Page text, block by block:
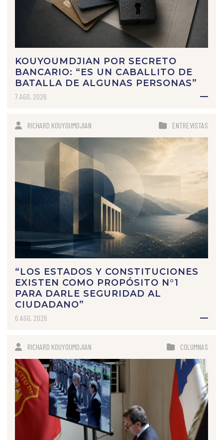
KOUYOUMDJIAN POR SECRETO
BANCARIO: “ES UN CABALLITO DE
BATALLA DE ALGUNAS PERSONAS”
7 AGO, 2026
RICHARD KOUYOUMDJIAN ENTREVISTAS
“LOS ESTADOS Y CONSTITUCIONES
EXISTEN COMO PROPÓSITO N°1
PARA DARLE SEGURIDAD AL
CIUDADANO”
6 AGO, 2026
RICHARD KOUYOUMDJIAN COLUMNAS